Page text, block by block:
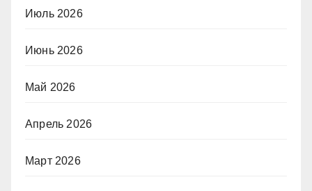
Июль 2026
Июнь 2026
Май 2026
Апрель 2026
Март 2026